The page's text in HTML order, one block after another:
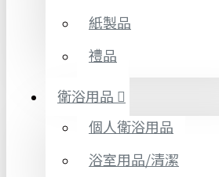
紙製品
禮品
衛浴用品
個人衛浴用品
浴室用品/清潔